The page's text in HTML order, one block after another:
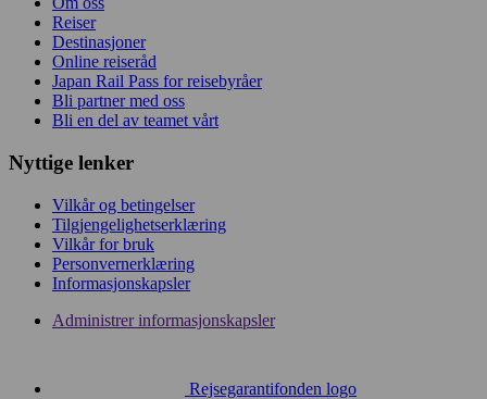
Reiser
Destinasjoner
Online reiseråd
Japan Rail Pass for reisebyråer
Bli partner med oss
Bli en del av teamet vårt
Nyttige lenker
Vilkår og betingelser
Tilgjengelighetserklæring
Vilkår for bruk
Personvernerklæring
Informasjonskapsler
Administrer informasjonskapsler
Rejsegarantifonden logo